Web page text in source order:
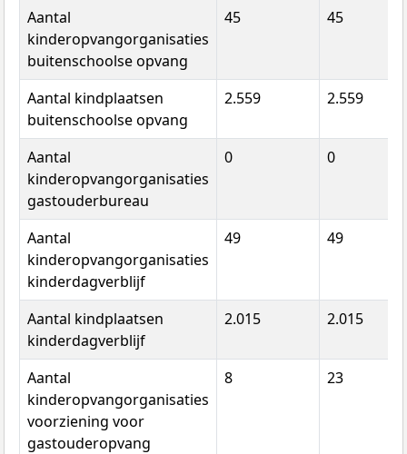
Aantal
kinderopvangorganisaties
buitenschoolse opvang
45 45
Aantal kindplaatsen
buitenschoolse opvang
2.559 2.559
Aantal
kinderopvangorganisaties
gastouderbureau
0 0
Aantal
kinderopvangorganisaties
kinderdagverblijf
49 49
Aantal kindplaatsen
kinderdagverblijf
2.015 2.015
Aantal
kinderopvangorganisaties
voorziening voor
gastouderopvang
8 23